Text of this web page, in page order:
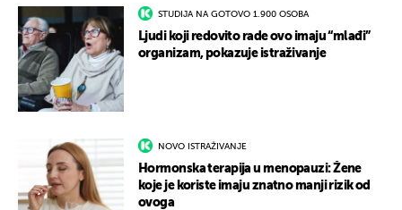
STUDIJA NA GOTOVO 1.900 OSOBA
Ljudi koji redovito rade ovo imaju “mlađi”
organizam, pokazuje istraživanje
NOVO ISTRAŽIVANJE
Hormonska terapija u menopauzi: Žene
koje je koriste imaju znatno manji rizik od
ovoga